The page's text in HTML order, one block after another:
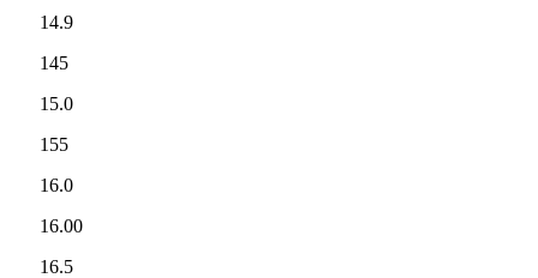
14.9
145
15.0
155
16.0
16.00
16.5